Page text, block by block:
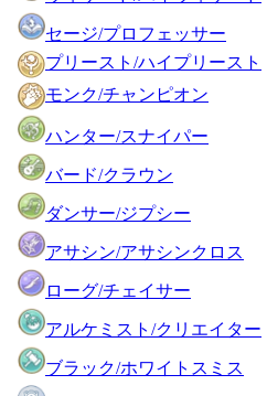
セージ/プロフェッサー
プリースト/ハイプリースト
モンク/チャンピオン
ハンター/スナイパー
バード/クラウン
ダンサー/ジプシー
アサシン/アサシンクロス
ローグ/チェイサー
アルケミスト/クリエイター
ブラック/ホワイトスミス